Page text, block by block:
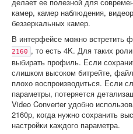
камер, камер наблюдения,
беззеркальных камер.
В интерфейсе можно встретить
2160 , то есть 4K. Для таких
выбирать профиль. Если
слишком высоком битрейте,
плохо воспроизводиться. Если
параметры, потеряется
Video Converter удобно
2160p, когда нужно сохранить
настройки каждого параметра.